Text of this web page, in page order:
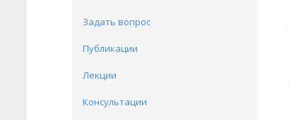
Задать вопрос
Публикации
Лекции
Консультации